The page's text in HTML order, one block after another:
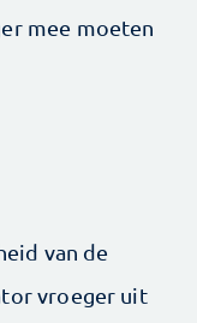
mee moeten
van de
vroeger uit